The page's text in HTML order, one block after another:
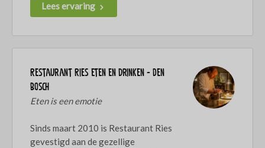
Lees ervaring
Restaurant Ries eten en drinken - Den
Bosch
Eten is een emotie
Sinds maart 2010 is Restaurant Ries
gevestigd aan de gezellige